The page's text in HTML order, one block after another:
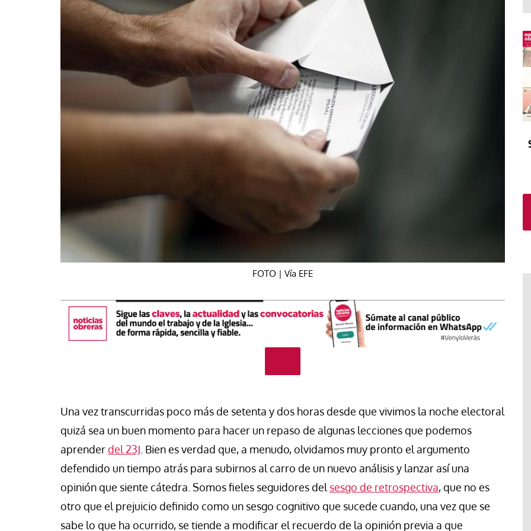
La mundialización
El amor en el mundo
Los empobrecidos por el
Radio — Mundo obrero hoy
Vidas precarias
Cine
Dos minutos
Aplicaciones
Música
Poesía
Relato
recogiendo humanidad
Blog Mensajes guardados
La columna
FOTO | Vía EFE
Una vez transcurridas poco más de setenta y dos horas desde que vivimos la noche electoral
quizá sea un buen momento para hacer un repaso de algunas lecciones que podemos
aprenderdel 23J . Bien es verdad que, a menudo, olvidamos muy pronto el argumento
defendido un tiempo atrás para subirnos al carro de un nuevo análisis y lanzar así una
opinión que siente cátedra. Somos fieles seguidores del sesgo de retrospectiva, que no es
otro que el prejuicio definido como un sesgo cognitivo que sucede cuando, una vez que se
sabe lo que ha ocurrido, se tiende a modificar el recuerdo de la opinión previa a que
populares y
de Argentina marchan
Cayetano en demanda de
pan, tierra, techo y trabajo”
#EstáPasando
Junior Canarias reclama una
respuesta urgente para proteger
a los menores migrantes en
Ceuta
Ceuta, espejo de una humanidad
sin rumbo: Cuando la inmigración
se convierte en arma política y
los migrantes dejan de ser
personas.